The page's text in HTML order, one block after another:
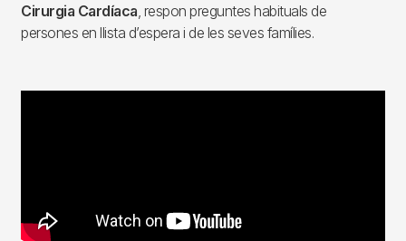
Cirurgia Cardíaca, respon preguntes habituals de
persones en llista d’espera i de les seves famílies.